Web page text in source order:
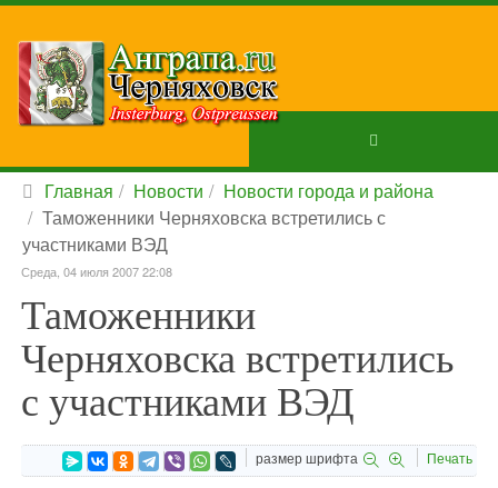
Главная Новости
Новости города и района
Таможенники Черняховска встретились с
участниками ВЭД
Среда, 04 июля 2007 22:08
Таможенники
Черняховска встретились
с участниками ВЭД
размер шрифта Печать